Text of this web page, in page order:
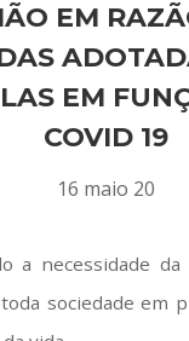
EM
EM
COVID 19
16 maio 20
a necessidade da
sociedade em